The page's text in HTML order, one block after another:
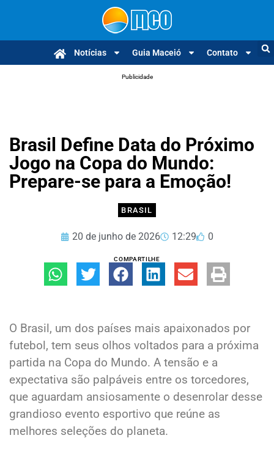
Notícias Guia Maceió Contato
Publicidade
Brasil Define Data do Próximo
Jogo na Copa do Mundo:
Prepare-se para a Emoção!
BRASIL
20 de junho de 2026 12:29 0
COMPARTILHE
O Brasil, um dos países mais apaixonados por
futebol, tem seus olhos voltados para a próxima
partida na Copa do Mundo. A tensão e a
expectativa são palpáveis entre os torcedores,
que aguardam ansiosamente o desenrolar desse
grandioso evento esportivo que reúne as
melhores seleções do planeta.